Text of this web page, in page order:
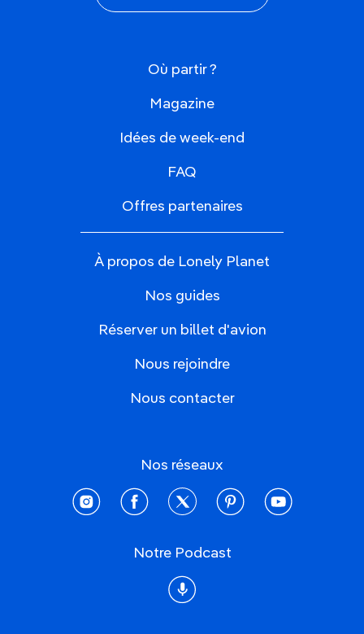
Où partir ?
Magazine
Idées de week-end
FAQ
Offres partenaires
À propos de Lonely Planet
Nos guides
Réserver un billet d'avion
Nous rejoindre
Nous contacter
Nos réseaux
instagramfacebooktwitter pinterestyoutube
Notre Podcast
Podcast